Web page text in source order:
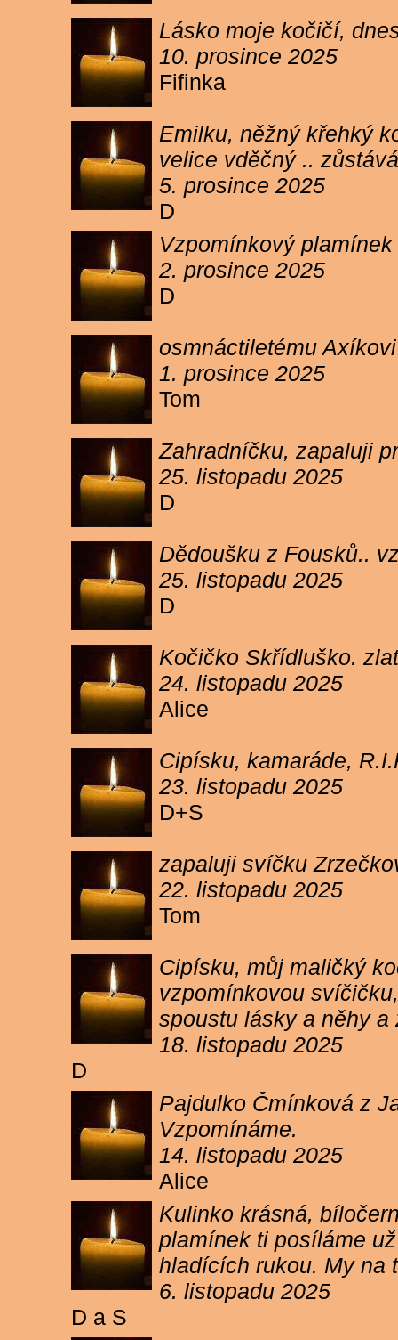
Lásko moje kočičí,
10. prosince 2025
Fifinka
Emilku, něžný křehký
velice vděčný ..
5. prosince 2025
D
Vzpomínkový
2. prosince 2025
D
osmnáctiletému
1. prosince 2025
Tom
Zahradníčku, zapaluji
25. listopadu 2025
D
Dědoušku z Fousků..
25. listopadu 2025
D
Kočičko Skřídluško.
24. listopadu 2025
Alice
Cipísku, kamaráde,
23. listopadu 2025
D+S
zapaluji svíčku
22. listopadu 2025
Tom
Cipísku, můj maličký
vzpomínkovou
spoustu lásky a něhy
18. listopadu 2025
D
Pajdulko Čmínková z
Vzpomínáme.
14. listopadu 2025
Alice
Kulinko krásná,
plamínek ti posíláme
hladících rukou. My na
6. listopadu 2025
D a S